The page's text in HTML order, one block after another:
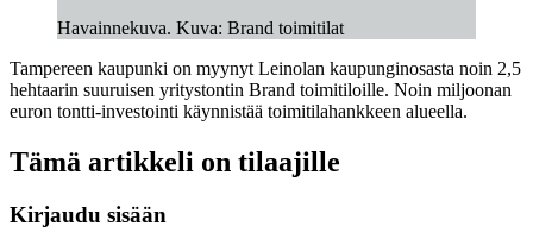
Havainnekuva. Kuva: Brand toimitilat
Tampereen kaupunki on myynyt Leinolan kaupunginosasta noin 2,5
hehtaarin suuruisen yritystontin Brand toimitiloille. Noin miljoonan
euron tontti-investointi käynnistää toimitilahankkeen alueella.
Tämä artikkeli on tilaajille
Kirjaudu sisään